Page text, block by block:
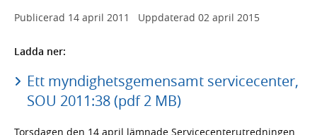
Publicerad 14 april 2011 Uppdaterad 02 april 2015
Ladda ner:
Ett myndighetsgemensamt servicecenter,
SOU 2011:38 (pdf 2 MB)
Torsdagen den 14 april lämnade Servicecenterutredningen